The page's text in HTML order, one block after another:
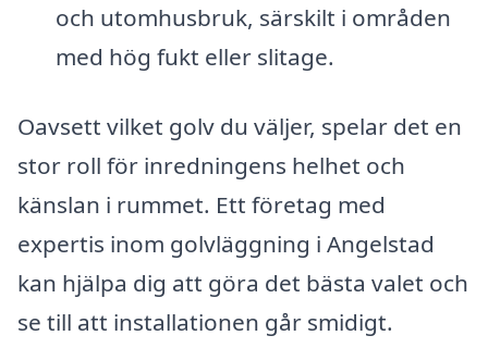
och utomhusbruk, särskilt i områden
med hög fukt eller slitage.
Oavsett vilket golv du väljer, spelar det en
stor roll för inredningens helhet och
känslan i rummet. Ett företag med
expertis inom golvläggning i Angelstad
kan hjälpa dig att göra det bästa valet och
se till att installationen går smidigt.